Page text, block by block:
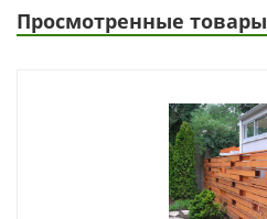
Просмотренные товары